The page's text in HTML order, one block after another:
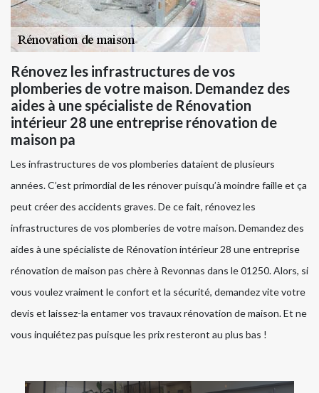
Rénovez les infrastructures de vos
plomberies de votre maison. Demandez des
aides à une spécialiste de Rénovation
intérieur 28 une entreprise rénovation de
maison pa
Les infrastructures de vos plomberies dataient de plusieurs
années. C’est primordial de les rénover puisqu’à moindre faille et ça
peut créer des accidents graves. De ce fait, rénovez les
infrastructures de vos plomberies de votre maison. Demandez des
aides à une spécialiste de Rénovation intérieur 28 une entreprise
rénovation de maison pas chère à Revonnas dans le 01250. Alors, si
vous voulez vraiment le confort et la sécurité, demandez vite votre
devis et laissez-la entamer vos travaux rénovation de maison. Et ne
vous inquiétez pas puisque les prix resteront au plus bas !